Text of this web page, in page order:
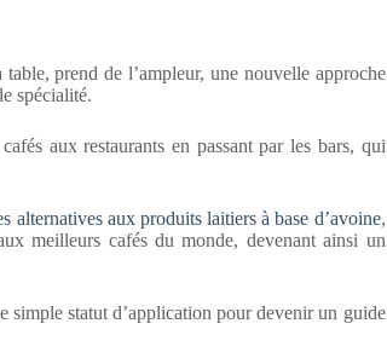
prend de l’ampleur, une nouvelle approche
spécialité.
aux restaurants en passant par les bars, qui
alternatives aux produits laitiers à base d’avoine,
meilleurs cafés du monde, devenant ainsi un
simple statut d’application pour devenir un guide